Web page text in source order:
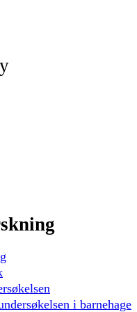
i barnehage